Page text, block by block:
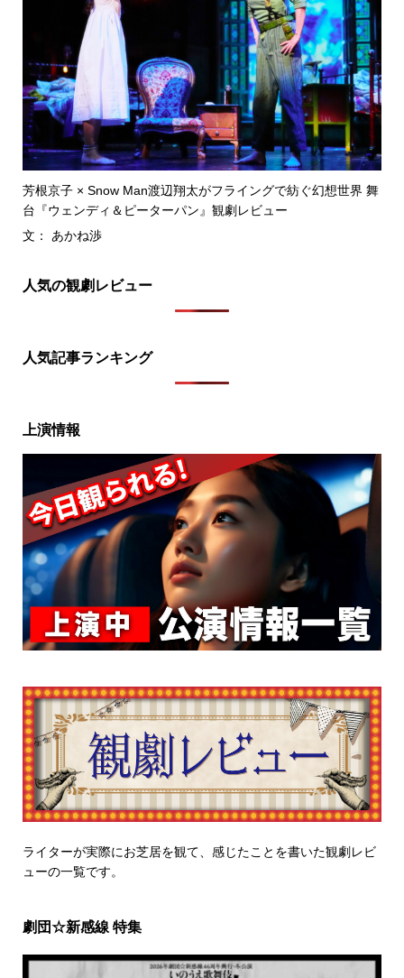
芳根京子 × Snow Man渡辺翔太がフライングで紡ぐ幻想世界 舞
台『ウェンディ＆ピーターパン』観劇レビュー
文： あかね渉
人気の観劇レビュー
人気記事ランキング
上演情報
ライターが実際にお芝居を観て、感じたことを書いた観劇レビ
ューの一覧です。
劇団☆新感線 特集